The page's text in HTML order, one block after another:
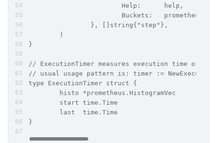
			Help:      help,
Buckets:
		}, []string{"step"},
	)
}
// ExecutionTimer measures execution time of a
// usual usage pattern is: timer :=
type ExecutionTimer struct {
	histo *prometheus.HistogramVec
	start time.Time
	last  time.Time
}